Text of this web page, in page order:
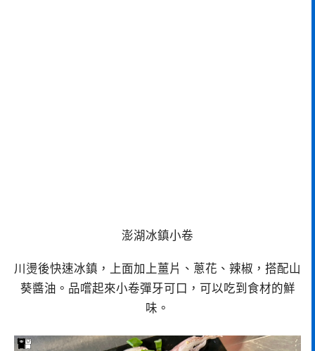
澎湖冰鎮小卷
川燙後快速冰鎮，上面加上薑片、蔥花、辣椒，搭配山
葵醬油。品嚐起來小卷彈牙可口，可以吃到食材的鮮
味。